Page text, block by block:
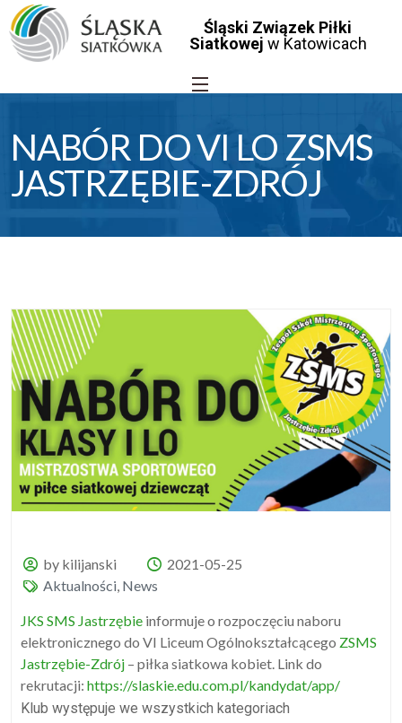
Śląski Związek Piłki
Siatkowej w Katowicach
NABÓR DO VI LO ZSMS
JASTRZĘBIE-ZDRÓJ
by kilijanski
2021-05-25
Aktualności News
JKS SMS Jastrzębie informuje o rozpoczęciu naboru
elektronicznego do VI Liceum Ogólnokształcącego ZSMS
Jastrzębie-Zdrój – piłka siatkowa kobiet. Link do
rekrutacji: https://slaskie.edu.com.pl/kandydat/app/
Klub występuje we wszystkich kategoriach